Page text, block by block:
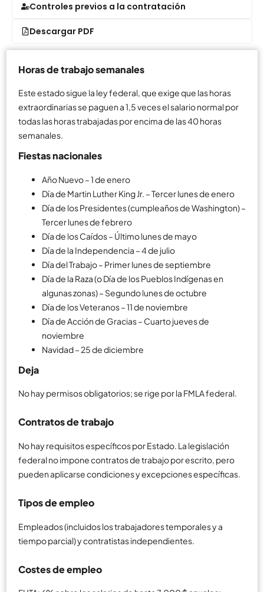
Controles previos a la contratación
Descargar PDF
Horas de trabajo semanales
Este estado sigue la ley federal, que exige que las horas
extraordinarias se paguen a 1,5 veces el salario normal por
todas las horas trabajadas por encima de las 40 horas
semanales.
Fiestas nacionales
Año Nuevo – 1 de enero
Día de Martin Luther King Jr. – Tercer lunes de enero
Día de los Presidentes (cumpleaños de Washington) –
Tercer lunes de febrero
Día de los Caídos – Último lunes de mayo
Día de la Independencia – 4 de julio
Día del Trabajo – Primer lunes de septiembre
Día de la Raza (o Día de los Pueblos Indígenas en
algunas zonas) – Segundo lunes de octubre
Día de los Veteranos – 11 de noviembre
Día de Acción de Gracias – Cuarto jueves de
noviembre
Navidad – 25 de diciembre
Deja
No hay permisos obligatorios; se rige por la FMLA federal.
Contratos de trabajo
No hay requisitos específicos por Estado. La legislación
federal no impone contratos de trabajo por escrito, pero
pueden aplicarse condiciones y excepciones específicas.
Tipos de empleo
Empleados (incluidos los trabajadores temporales y a
tiempo parcial) y contratistas independientes.
Costes de empleo